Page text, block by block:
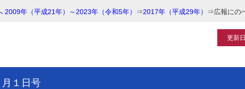
2009年（平成21年）～2023年（令和5年） ⇒2017年（平成29年） ⇒広報にの
更新日
１日号